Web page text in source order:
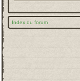
Index du forum